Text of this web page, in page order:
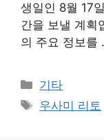
생일인 8월 17
간을 보낼 계획
의 주요 정보를
Categories
기타
Tags
우사미 리토